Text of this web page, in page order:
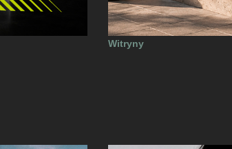
Witryny